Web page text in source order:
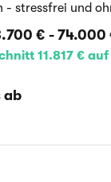
- stressfrei und
€ - 74.000
11.817 €
ab